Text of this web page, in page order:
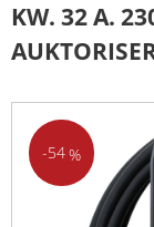
KW. 32 A.
54%